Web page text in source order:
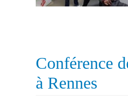
Conférence
à Rennes